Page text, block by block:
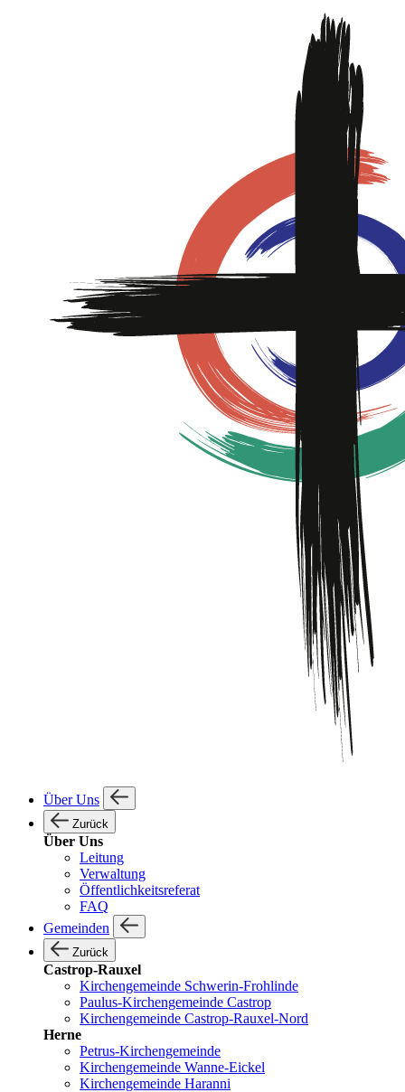
Über Uns
Zurück
Über Uns
Leitung
Verwaltung
Öffentlichkeitsreferat
FAQ
Gemeinden
Zurück
Castrop-Rauxel
Kirchengemeinde Schwerin-Frohlinde
Paulus-Kirchengemeinde Castrop
Kirchengemeinde Castrop-Rauxel-Nord
Herne
Petrus-Kirchengemeinde
Kirchengemeinde Wanne-Eickel
Kirchengemeinde Haranni